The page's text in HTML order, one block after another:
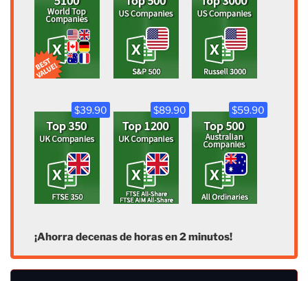
$39.90 $89.90 $59.90
¡Ahorra decenas de horas en 2 minutos!